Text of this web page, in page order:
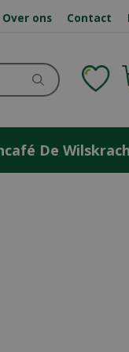
Over ons Contact
De